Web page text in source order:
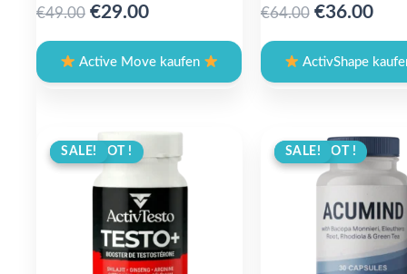
€49.00 Original
was:
€49.00.
€29.00Current
is:
€29.00.
Active Move kaufen
€64.00 Original
was:
€64.00.
€36.00
is:
ActivShape
ANGEBOT !
SALE! ANGEBOT !
SALE!